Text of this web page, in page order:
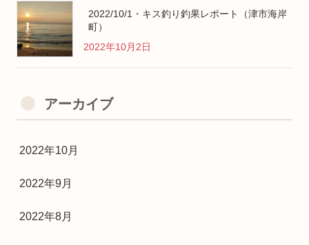
2022/10/1・キス釣り釣果レポート（津市海岸
町）
2022年10月2日
アーカイブ
2022年10月
2022年9月
2022年8月